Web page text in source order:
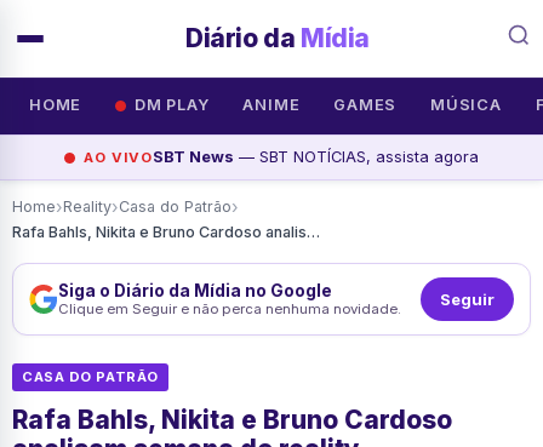
Diário da Mídia
HOME DM PLAY ANIME GAMES MÚSICA
AO VIVOSBT News — SBT NOTÍCIAS, assista agora
Home›Reality›Casa do Patrão›
Rafa Bahls, Nikita e Bruno Cardoso analisam semana do reality
Siga o Diário da Mídia no Google
Clique em Seguir e não perca nenhuma novidade. Seguir
CASA DO PATRÃO
Rafa Bahls, Nikita e Bruno Cardoso